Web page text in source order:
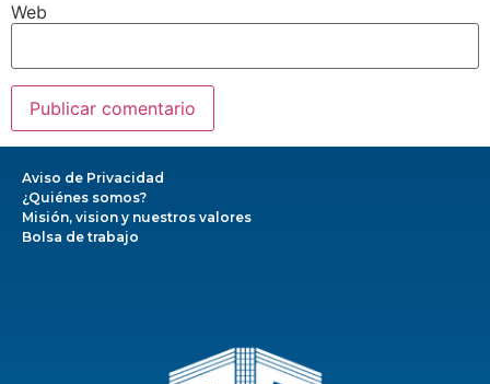
Web
Aviso de Privacidad
¿Quiénes somos?
Misión, vision y nuestros valores
Bolsa de trabajo